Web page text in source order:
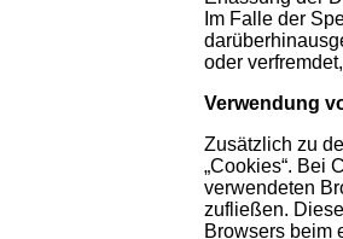
Im Falle der
oder
Verwendung
Zusätzlich zu
„Cookies“. Bei
verwendeten
zufließen.
Browsers beim